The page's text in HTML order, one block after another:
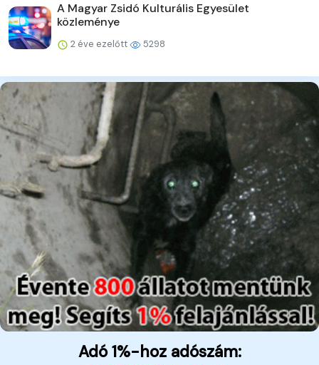
A Magyar Zsidó Kulturális Egyesület
közleménye
2 éve ezelőtt 5298
Adó 1%-hoz adószám: